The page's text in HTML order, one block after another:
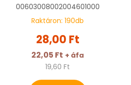
00603008002004601000
Raktáron: 190db
28,00 Ft
22,05 Ft + áfa
19,60 Ft